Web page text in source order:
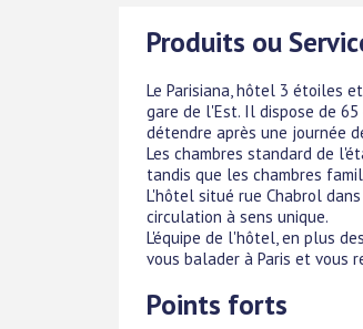
Produits ou
Le Parisiana, hôtel 3 étoiles
gare de l'Est. Il dispose de
détendre après une journée
Les chambres standard de
tandis que les chambres
L'hôtel situé rue Chabrol
circulation à sens unique.
L'équipe de l'hôtel, en plus
vous balader à Paris et vous
Points forts